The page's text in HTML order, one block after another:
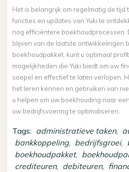
Het is belangrijk om regelmatig de tijd
functies en updates van Yuki te
nog efficiëntere boekhoudprocessen.
blijven van de laatste ontwikkelingen
boekhoudpakket, kunt u optimaal
mogelijkheden die Yuki biedt om uw
soepel en effectief te laten verlopen.
het leren kennen en gebruiken van
u helpen om uw boekhouding naar
uw bedrijfsvoering te optimaliseren.
Tags: administratieve taken,
bankkoppeling, bedrijfsgroei,
boekhoudpakket,
crediteuren, debiteuren,